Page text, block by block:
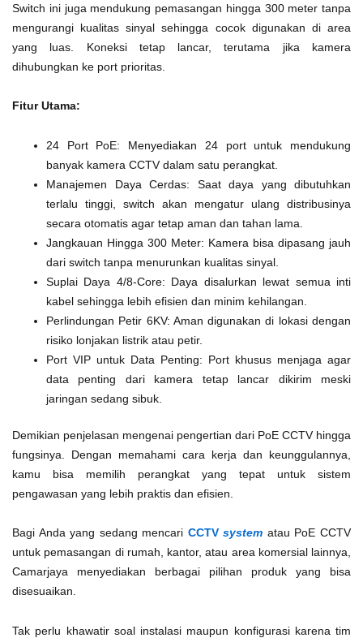
Switch ini juga mendukung pemasangan hingga 300 meter tanpa
mengurangi kualitas sinyal sehingga cocok digunakan di area
yang luas. Koneksi tetap lancar, terutama jika kamera
dihubungkan ke port prioritas.
Fitur Utama:
24 Port PoE: Menyediakan 24 port untuk mendukung
banyak kamera CCTV dalam satu perangkat.
Manajemen Daya Cerdas: Saat daya yang dibutuhkan
terlalu tinggi, switch akan mengatur ulang distribusinya
secara otomatis agar tetap aman dan tahan lama.
Jangkauan Hingga 300 Meter: Kamera bisa dipasang jauh
dari switch tanpa menurunkan kualitas sinyal.
Suplai Daya 4/8-Core: Daya disalurkan lewat semua inti
kabel sehingga lebih efisien dan minim kehilangan.
Perlindungan Petir 6KV: Aman digunakan di lokasi dengan
risiko lonjakan listrik atau petir.
Port VIP untuk Data Penting: Port khusus menjaga agar
data penting dari kamera tetap lancar dikirim meski
jaringan sedang sibuk.
Demikian penjelasan mengenai pengertian dari PoE CCTV hingga
fungsinya. Dengan memahami cara kerja dan keunggulannya,
kamu bisa memilih perangkat yang tepat untuk sistem
pengawasan yang lebih praktis dan efisien.
Bagi Anda yang sedang mencari CCTVsystem atau PoE CCTV
untuk pemasangan di rumah, kantor, atau area komersial lainnya,
Camarjaya menyediakan berbagai pilihan produk yang bisa
disesuaikan.
Tak perlu khawatir soal instalasi maupun konfigurasi karena tim